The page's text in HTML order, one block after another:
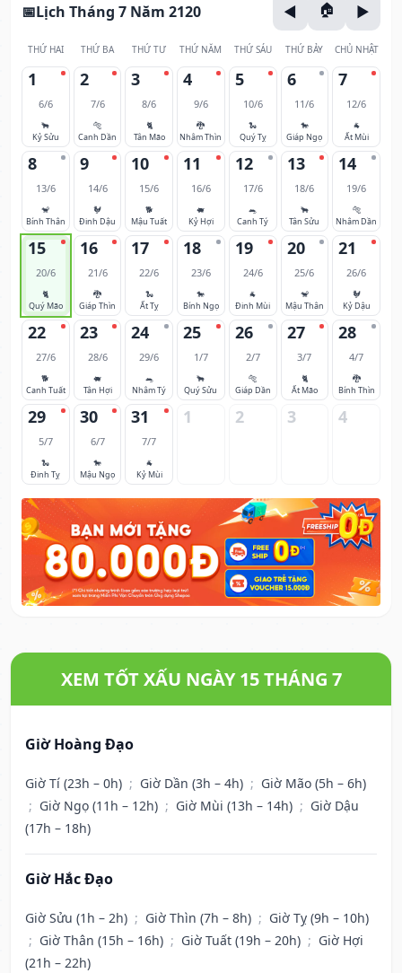
Lịch Tháng 7 Năm 2120
THỨ HAI THỨ BA THỨ TƯ THỨ NĂM THỨ SÁU THỨ BẢY CHỦ NHẬT
1
6/6
🐂
Kỷ Sửu
2
7/6
🐅
Canh Dần
3
8/6
🐈
Tân Mão
4
9/6
🐉
Nhâm Thìn
5
10/6
🐍
Quý Tỵ
6
11/6
🐎
Giáp Ngọ
7
12/6
🐐
Ất Mùi
8
13/6
🐒
Bính Thân
9
14/6
🐓
Đinh Dậu
10
15/6
🐕
Mậu Tuất
11
16/6
🐖
Kỷ Hợi
12
17/6
🐀
Canh Tý
13
18/6
🐂
Tân Sửu
14
19/6
🐅
Nhâm Dần
15
20/6
🐈
Quý Mão
16
21/6
🐉
Giáp Thìn
17
22/6
🐍
Ất Tỵ
18
23/6
🐎
Bính Ngọ
19
24/6
🐐
Đinh Mùi
20
25/6
🐒
Mậu Thân
21
26/6
🐓
Kỷ Dậu
22
27/6
🐕
Canh Tuất
23
28/6
🐖
Tân Hợi
24
29/6
🐀
Nhâm Tý
25
1/7
🐂
Quý Sửu
26
2/7
🐅
Giáp Dần
27
3/7
🐈
Ất Mão
28
4/7
🐉
Bính Thìn
29
5/7
🐍
Đinh Tỵ
30
6/7
🐎
Mậu Ngọ
31
7/7
🐐
Kỷ Mùi
1 2 3 4
XEM TỐT XẤU NGÀY 15 THÁNG 7
Giờ Hoàng Đạo
Giờ Tí (23h – 0h) ; Giờ Dần (3h – 4h) ; Giờ Mão (5h – 6h)
; Giờ Ngọ (11h – 12h) ; Giờ Mùi (13h – 14h) ; Giờ Dậu
(17h – 18h)
Giờ Hắc Đạo
Giờ Sửu (1h – 2h) ; Giờ Thìn (7h – 8h) ; Giờ Tỵ (9h – 10h)
; Giờ Thân (15h – 16h) ; Giờ Tuất (19h – 20h) ; Giờ Hợi
(21h – 22h)